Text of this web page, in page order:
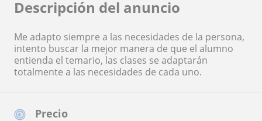
Precio
Descripción del anuncio
Me adapto siempre a las necesidades de la persona,
intento buscar la mejor manera de que el alumno
entienda el temario, las clases se adaptarán
totalmente a las necesidades de cada uno.